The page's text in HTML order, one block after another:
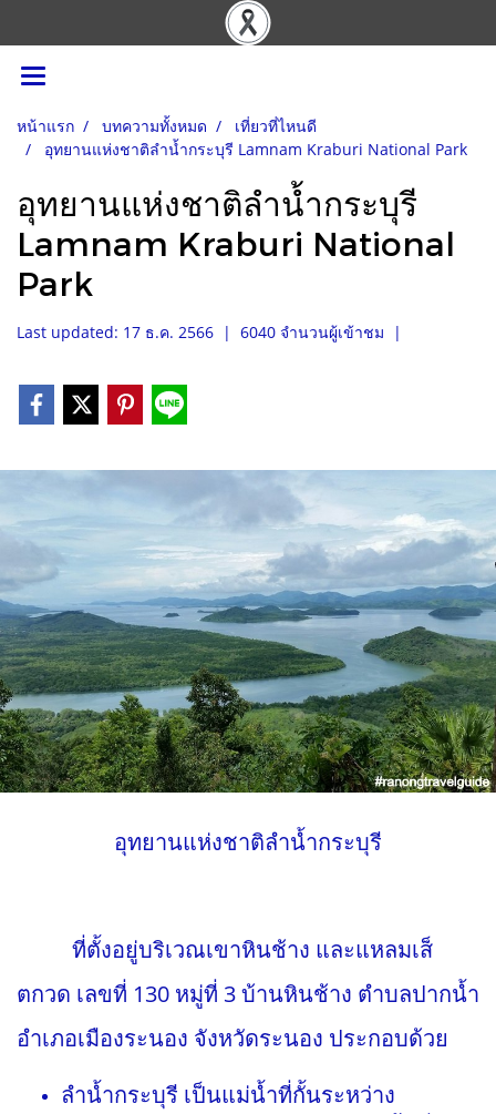
หน้าแรก บทความทั้งหมด
เที่ยวที่ไหนดี
อุทยานแห่งชาติลำน้ำกระบุรี Lamnam Kraburi National Park
อุทยานแห่งชาติลำน้ำกระบุรี
Lamnam Kraburi National
Park
Last updated: 17 ธ.ค. 2566 | 6040 จำนวนผู้เข้าชม |
อุทยานแห่งชาติลำน้ำกระบุรี
ที่ตั้งอยู่บริเวณเขาหินช้าง และแหลมเส็
ตกวด เลขที่ 130 หมู่ที่ 3 บ้านหินช้าง ตำบลปากน้ำ
อำเภอเมืองระนอง จังหวัดระนอง ประกอบด้วย
ลำน้ำกระบุรี เป็นแม่น้ำที่กั้นระหว่าง